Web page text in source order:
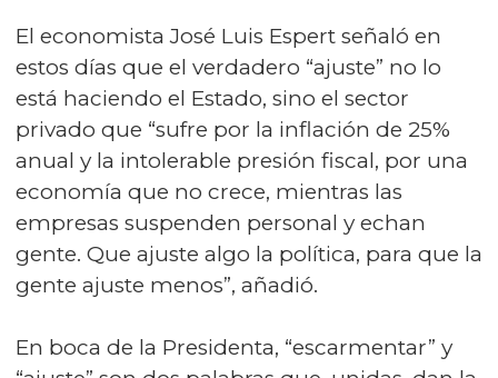
El economista José Luis Espert señaló en
estos días que el verdadero “ajuste” no lo
está haciendo el Estado, sino el sector
privado que “sufre por la inflación de 25%
anual y la intolerable presión fiscal, por una
economía que no crece, mientras las
empresas suspenden personal y echan
gente. Que ajuste algo la política, para que la
gente ajuste menos”, añadió.
En boca de la Presidenta, “escarmentar” y